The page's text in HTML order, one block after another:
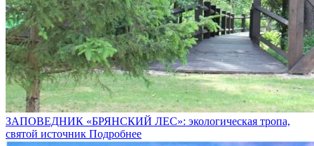
ЗАПОВЕДНИК «БРЯНСКИЙ ЛЕС»: экологическая тропа,
святой источник Подробнее